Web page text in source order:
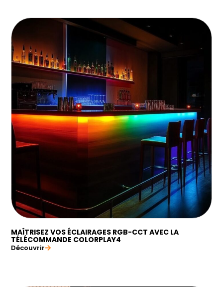
MAÎTRISEZ VOS ÉCLAIRAGES RGB-CCT AVEC LA
TÉLÉCOMMANDE COLORPLAY4
Découvrir